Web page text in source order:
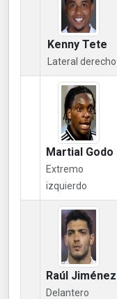
Kenny Tete
Lateral derecho
Martial Godo
Extremo
izquierdo
Raúl Jiménez
Delantero